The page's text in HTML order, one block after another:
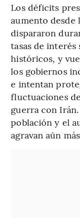
Los déficits
aumento desde
dispararon
tasas de
históricos, y
los gobiernos
e intentan
fluctuaciones
guerra con
población y el
agravan aún